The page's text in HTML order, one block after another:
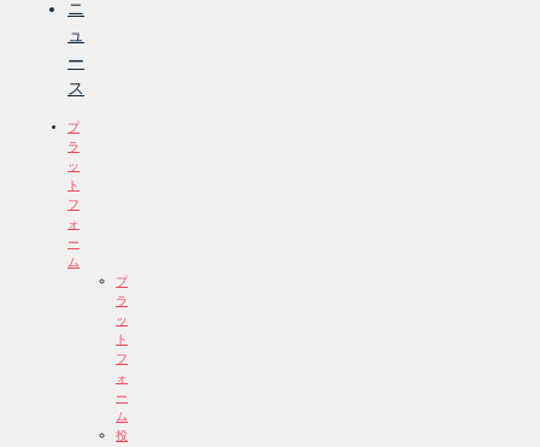
ニ
ュ
ー
ス
プ
ラ
ッ
ト
フ
ォ
ー
ム
プ
ラ
ッ
ト
フ
ォ
ー
ム
投